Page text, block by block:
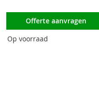
Offerte aanvragen
Op voorraad